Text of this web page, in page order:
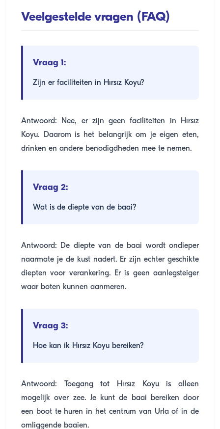
Veelgestelde vragen (FAQ)
Vraag 1:
Zijn er faciliteiten in Hırsız Koyu?
Antwoord: Nee, er zijn geen faciliteiten in Hırsız
Koyu. Daarom is het belangrijk om je eigen eten,
drinken en andere benodigdheden mee te nemen.
Vraag 2:
Wat is de diepte van de baai?
Antwoord: De diepte van de baai wordt ondieper
naarmate je de kust nadert. Er zijn echter geschikte
diepten voor verankering. Er is geen aanlegsteiger
waar boten kunnen aanmeren.
Vraag 3:
Hoe kan ik Hırsız Koyu bereiken?
Antwoord: Toegang tot Hırsız Koyu is alleen
mogelijk over zee. Je kunt de baai bereiken door
een boot te huren in het centrum van Urla of in de
omliggende baaien.